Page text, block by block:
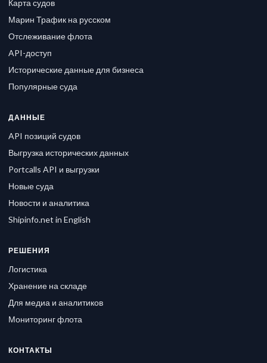
Карта судов
Марин Трафик на русском
Отслеживание флота
API-доступ
Исторические данные для бизнеса
Популярные суда
ДАННЫЕ
API позиций судов
Выгрузка исторических данных
Portcalls API и выгрузки
Новые суда
Новости и аналитика
Shipinfo.net in English
РЕШЕНИЯ
Логистика
Хранение на складе
Для медиа и аналитиков
Мониторинг флота
КОНТАКТЫ